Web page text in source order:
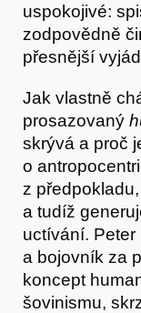
uspokojivé:
zodpovědně
přesnější
Jak vlastně
prosazovaný
skrývá a proč
o
z
a tudíž
uctívání. Peter
a bojovník za
koncept
šovinismu,